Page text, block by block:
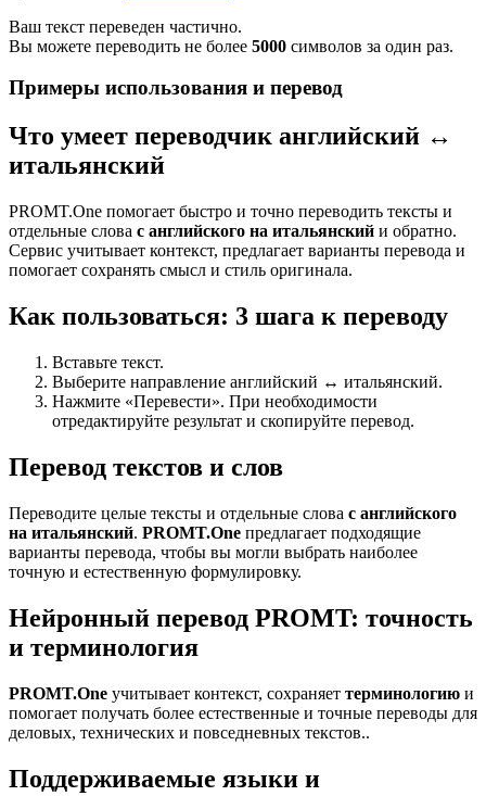
Ваш текст переведен частично.
Вы можете переводить не более 5000 символов за один раз.
Примеры использования и перевод
Что умеет переводчик английский ↔
итальянский
PROMT.One помогает быстро и точно переводить тексты и
отдельные слова с английского на итальянский и обратно.
Сервис учитывает контекст, предлагает варианты перевода и
помогает сохранять смысл и стиль оригинала.
Как пользоваться: 3 шага к переводу
Вставьте текст.
Выберите направление английский ↔ итальянский.
Нажмите «Перевести». При необходимости
отредактируйте результат и скопируйте перевод.
Перевод текстов и слов
Переводите целые тексты и отдельные слова с английского
на итальянский. PROMT.One предлагает подходящие
варианты перевода, чтобы вы могли выбрать наиболее
точную и естественную формулировку.
Нейронный перевод PROMT: точность
и терминология
PROMT.One учитывает контекст, сохраняет терминологию и
помогает получать более естественные и точные переводы для
деловых, технических и повседневных текстов..
Поддерживаемые языки и